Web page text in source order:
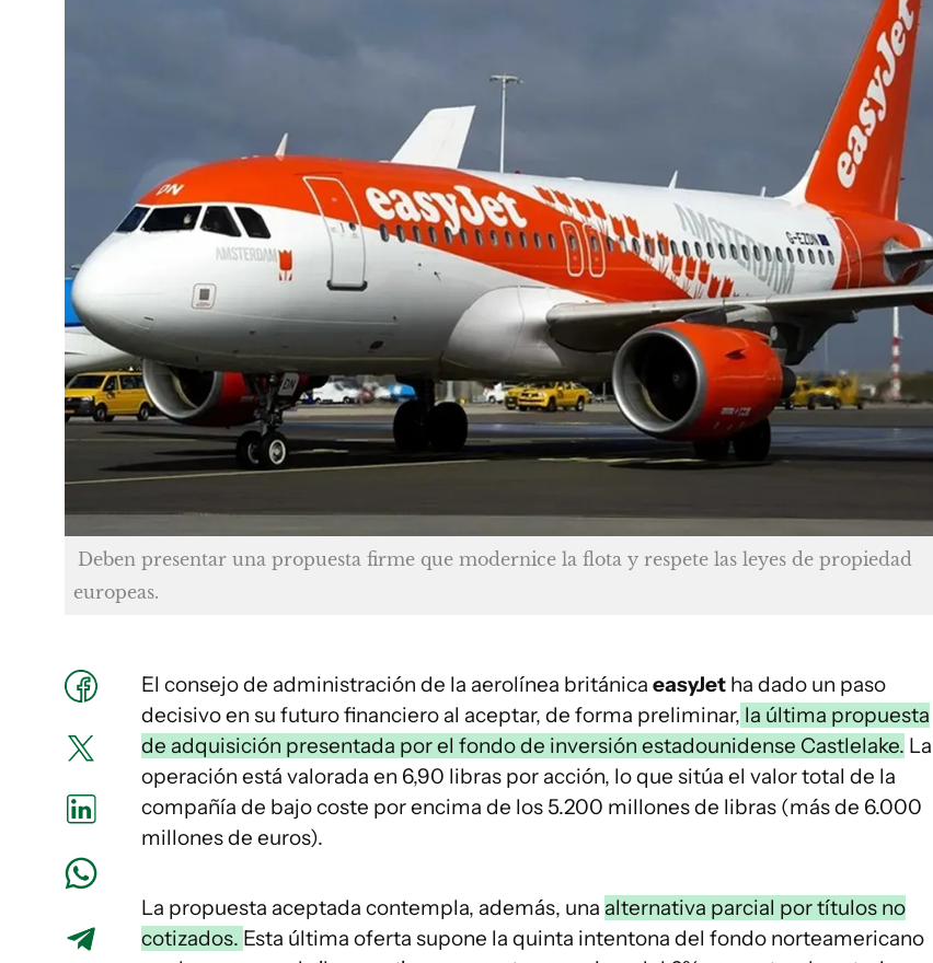
Deben presentar una propuesta firme que modernice la flota y respete las leyes de propiedad
europeas.
El consejo de administración de la aerolínea británica easyJet ha dado un paso
decisivo en su futuro financiero al aceptar, de forma preliminar, la última propuesta
de adquisición presentada por el fondo de inversión estadounidense Castlelake. La
operación está valorada en 6,90 libras por acción, lo que sitúa el valor total de la
compañía de bajo coste por encima de los 5.200 millones de libras (más de 6.000
millones de euros).
La propuesta aceptada contempla, además, una alternativa parcial por títulos no
cotizados. Esta última oferta supone la quinta intentona del fondo norteamericano